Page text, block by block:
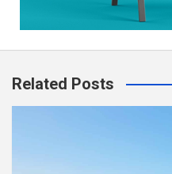
Related Posts